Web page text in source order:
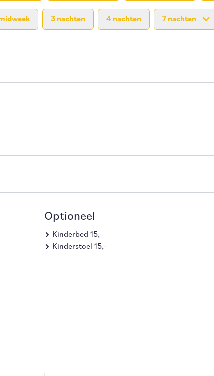
3 nachten 4 nachten 7 nachten
Optioneel
Kinderbed 15,-
Kinderstoel 15,-